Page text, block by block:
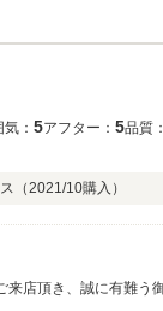
： 5アフター： 5品質：
（2021/10購入）
店頂き、誠に有難う